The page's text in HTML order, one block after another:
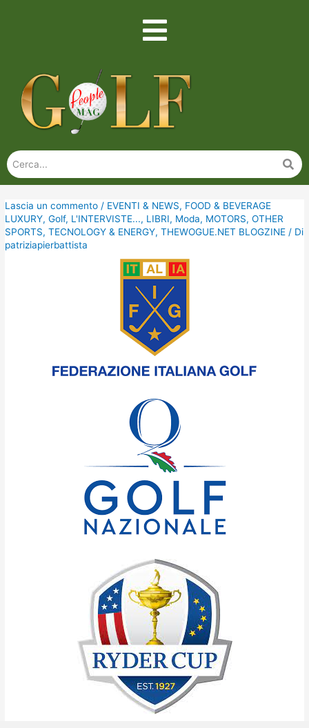
Lascia un commento / EVENTI & NEWS, FOOD & BEVERAGE
LUXURY,Golf, L'INTERVISTE..., LIBRI, Moda, MOTORS,OTHER
SPORTS,TECNOLOGY & ENERGY,THEWOGUE.NET BLOGZINE / Di
patriziapierbattista